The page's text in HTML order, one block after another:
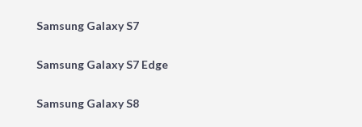
Samsung Galaxy S7
Samsung Galaxy S7 Edge
Samsung Galaxy S8